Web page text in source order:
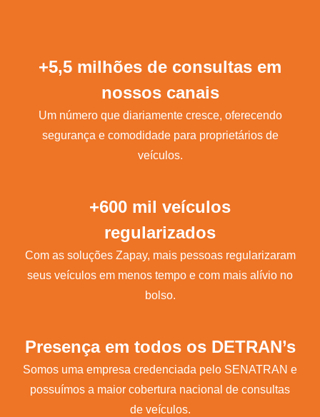
+5,5 milhões de consultas em
nossos canais
Um número que diariamente cresce, oferecendo
segurança e comodidade para proprietários de
veículos.
+600 mil veículos
regularizados
Com as soluções Zapay, mais pessoas regularizaram
seus veículos em menos tempo e com mais alívio no
bolso.
Presença em todos os DETRAN’s
Somos uma empresa credenciada pelo SENATRAN e
possuímos a maior cobertura nacional de consultas
de veículos.